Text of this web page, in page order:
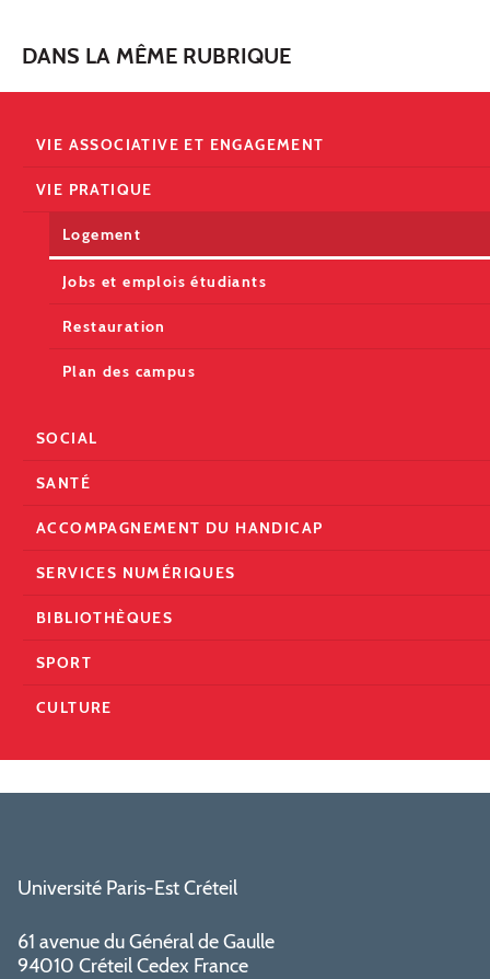
DANS LA MÊME RUBRIQUE
VIE ASSOCIATIVE ET ENGAGEMENT
VIE PRATIQUE
Logement
Jobs et emplois étudiants
Restauration
Plan des campus
SOCIAL
SANTÉ
ACCOMPAGNEMENT DU HANDICAP
SERVICES NUMÉRIQUES
BIBLIOTHÈQUES
SPORT
CULTURE
Université Paris-Est Créteil
61 avenue du Général de Gaulle
94010 Créteil Cedex France